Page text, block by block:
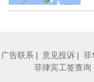
广告联系 意见投诉 菲
菲律宾工签查询